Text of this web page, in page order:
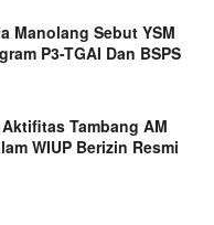
Manolang Sebut YSM
P3-TGAI Dan BSPS
Tambang AM
WIUP Berizin Resmi